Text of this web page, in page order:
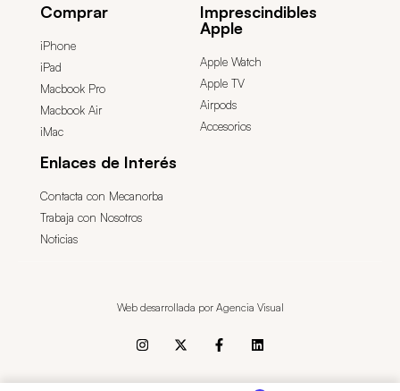
Comprar
iPhone
iPad
Macbook Pro
Macbook Air
iMac
Imprescindibles
Apple
Apple Watch
Apple TV
Airpods
Accesorios
Enlaces de Interés
Contacta con Mecanorba
Trabaja con Nosotros
Noticias
Web desarrollada por Agencia Visual